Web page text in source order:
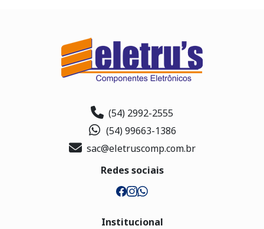
(54) 2992-2555
(54) 99663-1386
sac@eletruscomp.com.br
Redes sociais
Institucional